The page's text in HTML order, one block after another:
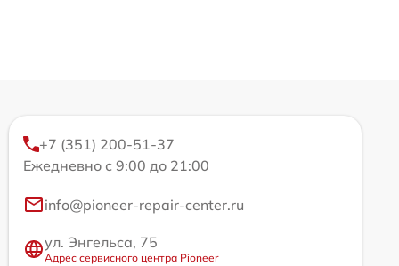
+7 (351) 200-51-37
Ежедневно с 9:00 до 21:00
info@pioneer-repair-center.ru
ул. Энгельса, 75
Адрес сервисного центра Pioneer